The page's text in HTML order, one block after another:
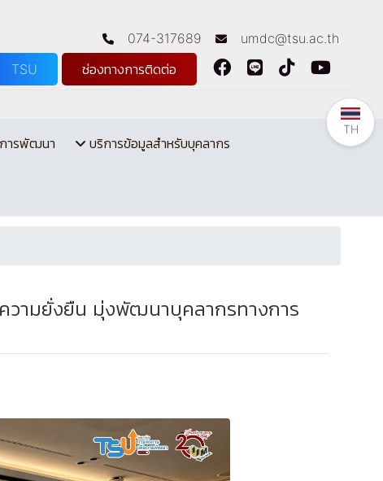
074-317689
umdc@tsu.ac.th
TSU
ช่องทางการติดต่อ
การพัฒนา บริการข้อมูลสำหรับบุคลากร
วามยั่งยืน มุ่งพัฒนาบุคลากรทางการ
TH